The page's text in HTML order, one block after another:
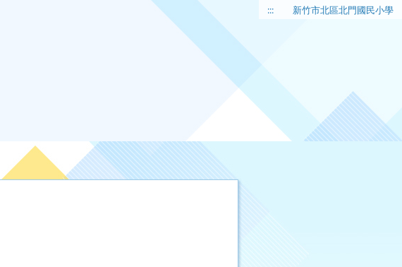
::: 新竹市北區北門國民小學